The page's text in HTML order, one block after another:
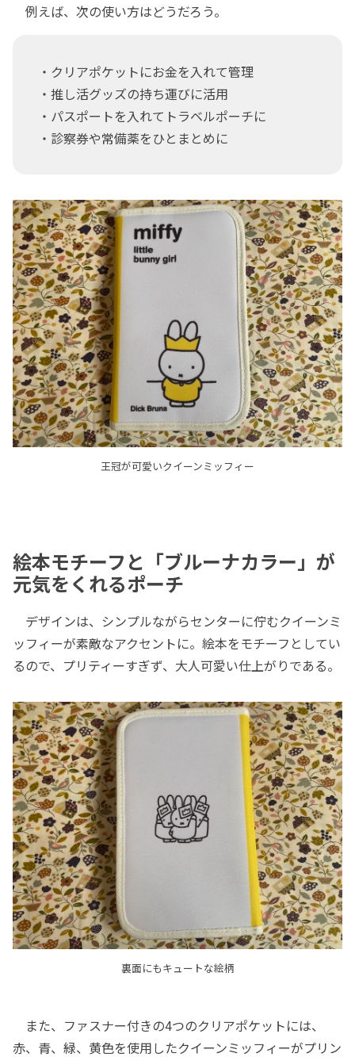
例えば、次の使い方はどうだろう。
・クリアポケットにお金を入れて管理
・推し活グッズの持ち運びに活用
・パスポートを入れてトラベルポーチに
・診察券や常備薬をひとまとめに
王冠が可愛いクイーンミッフィー
絵本モチーフと「ブルーナカラー」が
元気をくれるポーチ
デザインは、シンプルながらセンターに佇むクイーンミ
ッフィーが素敵なアクセントに。絵本をモチーフとしてい
るので、プリティーすぎず、大人可愛い仕上がりである。
裏面にもキュートな絵柄
また、ファスナー付きの4つのクリアポケットには、
赤、青、緑、黄色を使用したクイーンミッフィーがプリン